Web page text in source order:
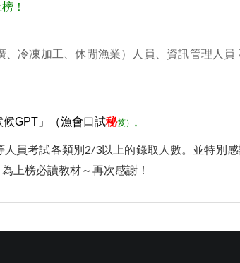
！
冷凍加工、休閒漁業）人員、資訊管理人員
GPT」（漁會口試秘笈）。
人員考試各類別2/3以上的錄取人數。並特別
上榜必讀教材～再次感謝！